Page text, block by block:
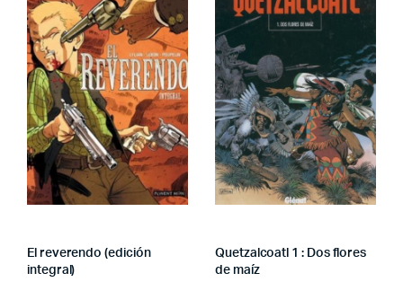
El reverendo (edición
integral)
Quetzalcoatl 1 : Dos flores
de maíz